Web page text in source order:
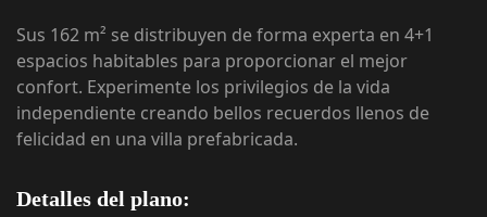
Sus 162 m² se distribuyen de forma experta en 4+1
espacios habitables para proporcionar el mejor
confort. Experimente los privilegios de la vida
independiente creando bellos recuerdos llenos de
felicidad en una villa prefabricada.
Detalles del plano: